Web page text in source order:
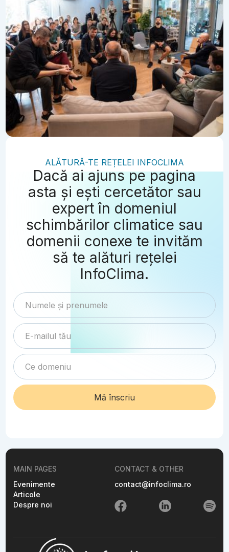
ALĂTURĂ-TE REȚELEI INFOCLIMA
Dacă ai ajuns pe pagina
asta și ești cercetător sau
expert în domeniul
schimbărilor climatice sau
domenii conexe te invităm
să te alături rețelei
InfoClima.
MAIN PAGES
Evenimente
Articole
Despre noi
CONTACT & OTHER
contact@infoclima.ro